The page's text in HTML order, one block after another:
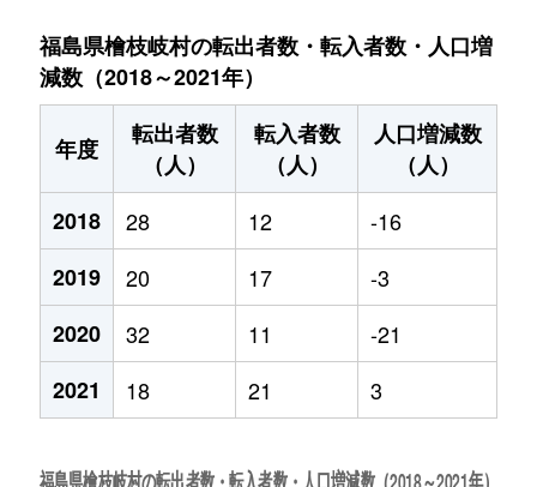
福島県檜枝岐村の転出者数・転入者数・人口増
減数（2018～2021年）
年度
転出者数
（人）
転入者数
（人）
人口増減数
（人）
2018
28 12
-16
2019
20 17
-3
2020
32 11
-21
2021
18 21 3